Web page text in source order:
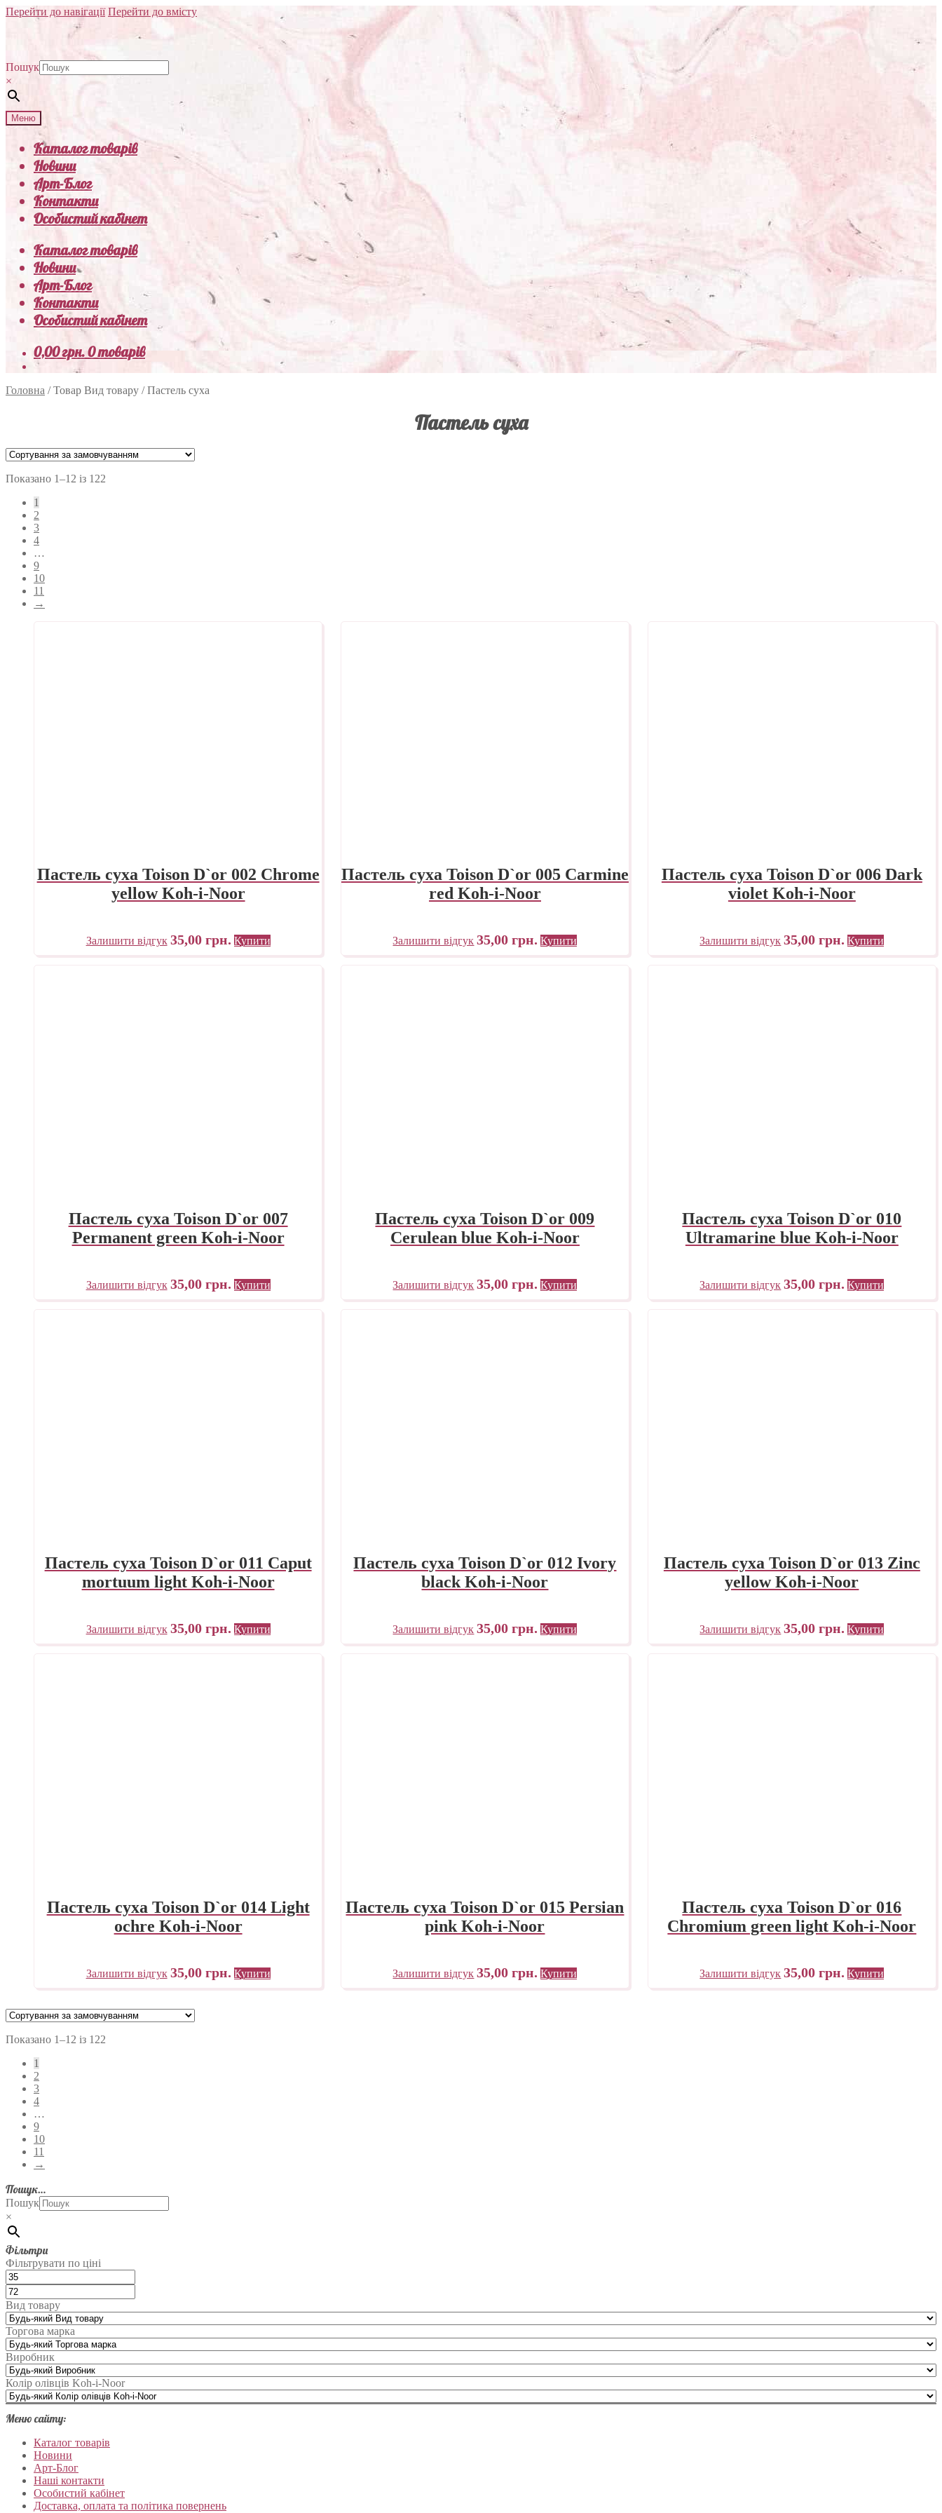
Перейти до навігації Перейти до вмісту
Пошук
×
Меню
Каталог товарів
Новини
Арт-Блог
Контакти
Особистий кабінет
Каталог товарів
Новини
Арт-Блог
Контакти
Особистий кабінет
0,00грн.0 товарів
Головна /Товар Вид товару /Пастель суха
Пастель суха
Показано 1–12 із 122
1
2
3
4
…
9
10
11
→
Пастель суха Toison D`or 002 Chrome
yellow Koh-i-Noor
Залишити відгук 35,00 грн. Купити
Пастель суха Toison D`or 005 Carmine
red Koh-i-Noor
Залишити відгук 35,00грн. Купити
Пастель суха Toison D`or 006 Dark
violet Koh-i-Noor
Залишити відгук 35,00грн. Купити
Пастель суха Toison D`or 007
Permanent green Koh-i-Noor
Залишити відгук 35,00 грн. Купити
Пастель суха Toison D`or 009
Cerulean blue Koh-i-Noor
Залишити відгук 35,00грн. Купити
Пастель суха Toison D`or 010
Ultramarine blue Koh-i-Noor
Залишити відгук 35,00грн. Купити
Пастель суха Toison D`or 011 Caput
mortuum light Koh-i-Noor
Залишити відгук 35,00 грн. Купити
Пастель суха Toison D`or 012 Ivory
black Koh-i-Noor
Залишити відгук 35,00грн. Купити
Пастель суха Toison D`or 013 Zinc
yellow Koh-i-Noor
Залишити відгук 35,00грн. Купити
Пастель суха Toison D`or 014 Light
ochre Koh-i-Noor
Залишити відгук 35,00 грн. Купити
Пастель суха Toison D`or 015 Persian
pink Koh-i-Noor
Залишити відгук 35,00грн. Купити
Пастель суха Toison D`or 016
Chromium green light Koh-i-Noor
Залишити відгук 35,00грн. Купити
Показано 1–12 із 122
1
2
3
4
…
9
10
11
→
Пошук…
Пошук
×
Фільтри
Фільтрувати по ціні
Вид товару
Торгова марка
Виробник
Колір олівців Koh-i-Noor
Меню сайту:
Каталог товарів
Новини
Арт-Блог
Наші контакти
Особистий кабінет
Доставка, оплата та політика повернень